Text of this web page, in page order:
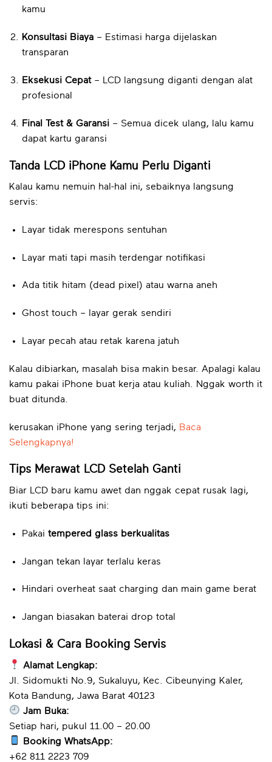
kamu
Konsultasi Biaya– Estimasi harga dijelaskan
transparan
Eksekusi Cepat– LCD langsung diganti dengan alat
profesional
Final Test & Garansi– Semua dicek ulang, lalu kamu
dapat kartu garansi
Tanda LCD iPhone Kamu Perlu Diganti
Kalau kamu nemuin hal-hal ini, sebaiknya langsung
servis:
Layar tidak merespons sentuhan
Layar mati tapi masih terdengar notifikasi
Ada titik hitam (dead pixel) atau warna aneh
Ghost touch – layar gerak sendiri
Layar pecah atau retak karena jatuh
Kalau dibiarkan, masalah bisa makin besar. Apalagi kalau
kamu pakai iPhone buat kerja atau kuliah. Nggak worth it
buat ditunda.
kerusakan iPhone yang sering terjadi, Baca
Selengkapnya!
Tips Merawat LCD Setelah Ganti
Biar LCD baru kamu awet dan nggak cepat rusak lagi,
ikuti beberapa tips ini:
Pakai tempered glass berkualitas
Jangan tekan layar terlalu keras
Hindari overheat saat charging dan main game berat
Jangan biasakan baterai drop total
Lokasi & Cara Booking Servis
Alamat Lengkap:
Jl. Sidomukti No.9, Sukaluyu, Kec. Cibeunying Kaler,
Kota Bandung, Jawa Barat 40123
Jam Buka:
Setiap hari, pukul 11.00 – 20.00
Booking WhatsApp:
+62 811 2223 709